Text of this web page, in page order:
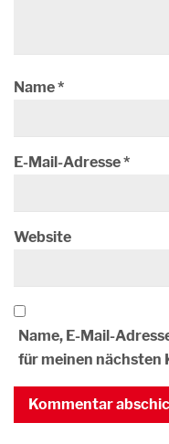
Name*
E-Mail-Adresse*
Website
Name, E-Mail-
für meinen nächsten